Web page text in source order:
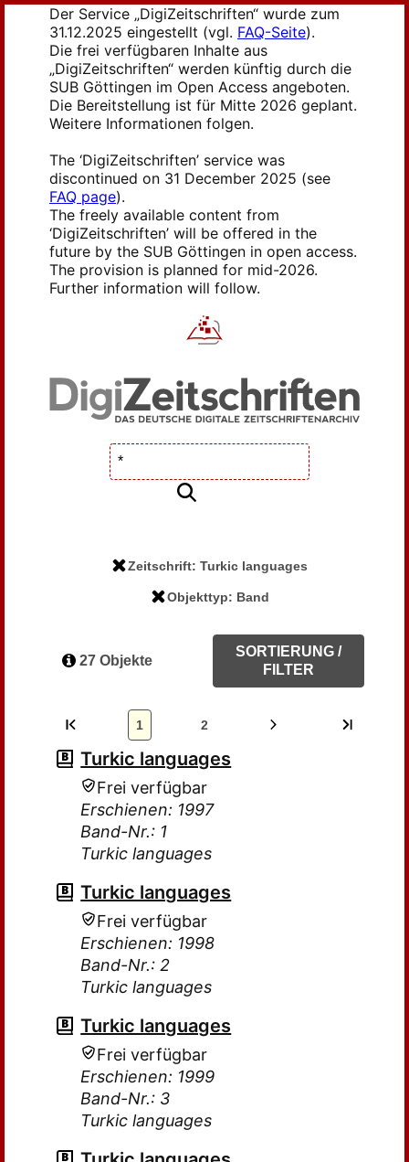
Der Service „DigiZeitschriften“ wurde zum
31.12.2025 eingestellt (vgl. FAQ-Seite).
Die frei verfügbaren Inhalte aus
„DigiZeitschriften“ werden künftig durch die
SUB Göttingen im Open Access angeboten.
Die Bereitstellung ist für Mitte 2026 geplant.
Weitere Informationen folgen.
The ‘DigiZeitschriften’ service was
discontinued on 31 December 2025 (see
FAQ page).
The freely available content from
‘DigiZeitschriften’ will be offered in the
future by the SUB Göttingen in open access.
The provision is planned for mid-2026.
Further information will follow.
Zeitschrift: Turkic languages
Objekttyp: Band
27 Objekte
SORTIERUNG /
FILTER
1 2
Turkic languages
Frei verfügbar
Erschienen: 1997
Band-Nr.: 1
Turkic languages
Turkic languages
Frei verfügbar
Erschienen: 1998
Band-Nr.: 2
Turkic languages
Turkic languages
Frei verfügbar
Erschienen: 1999
Band-Nr.: 3
Turkic languages